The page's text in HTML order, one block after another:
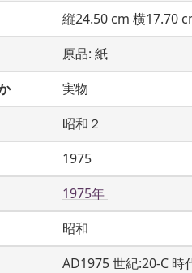
縦24.50 cm 横17.70
原品: 紙
実物
昭和２
1975
1975年
昭和
AD1975 世紀:20-C 時